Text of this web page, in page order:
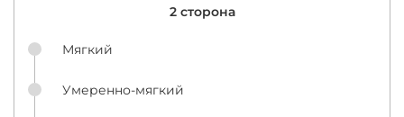
2 сторона
Мягкий
Умеренно-мягкий